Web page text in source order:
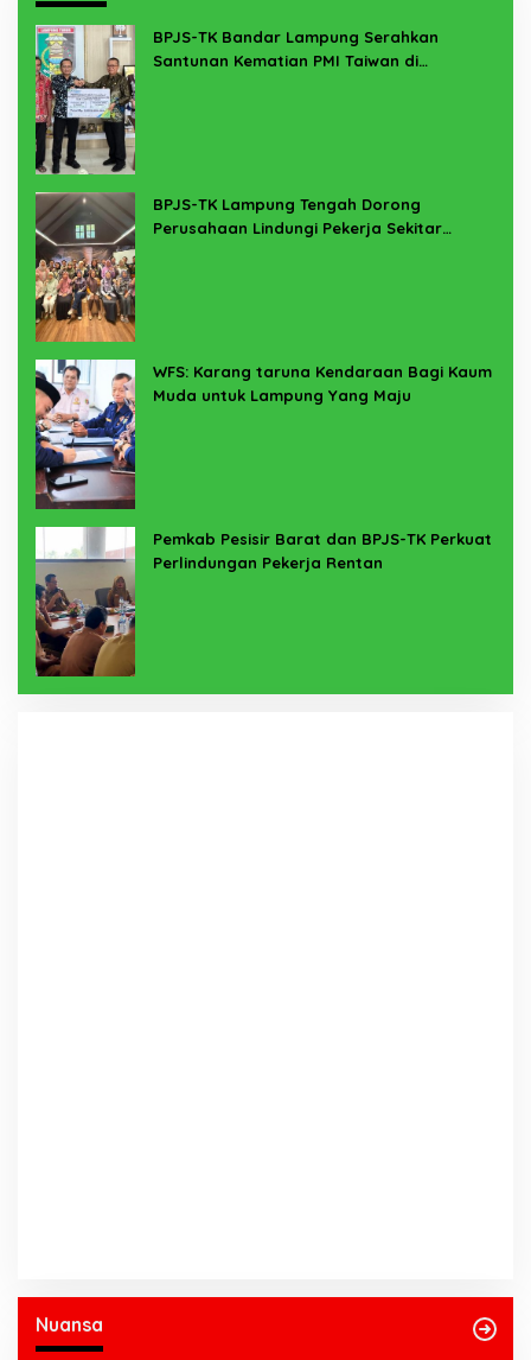
BPJS-TK Bandar Lampung Serahkan
Santunan Kematian PMI Taiwan di
BPJS-TK Lampung Tengah Dorong
Perusahaan Lindungi Pekerja Sekitar
WFS: Karang taruna Kendaraan Bagi Kaum
Muda untuk Lampung Yang Maju
Pemkab Pesisir Barat dan BPJS-TK Perkuat
Perlindungan Pekerja Rentan
Nuansa